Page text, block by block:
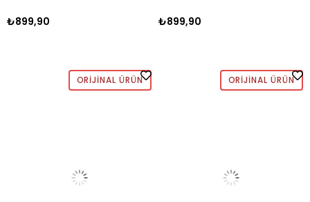
₺899,90 ₺899,90
ORIJINAL ÜRÜN ORIJINAL ÜRÜN